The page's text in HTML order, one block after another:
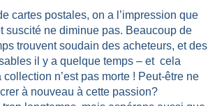
cartes postales, on a l’impression que
suscité ne diminue pas. Beaucoup de
trouvent soudain des acheteurs, et des
il y a quelque temps – et cela
n’est pas morte ! Peut-être ne
à nouveau à cette passion?